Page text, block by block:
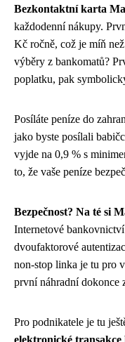
Bezkontaktní karta
každodenní nákupy.
Kč ročně, což je míň
výběry z bankomatů?
poplatku, pak
Posíláte peníze do
jako byste posílali
vyjde na 0,9 % s
to, že vaše peníze
Bezpečnost? Na té si
Internetové
dvoufaktorové
non-stop linka je tu pro
první náhradní dokonce
Pro podnikatele je tu
elektronické transakce